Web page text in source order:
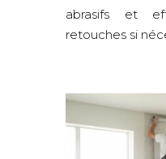
abrasifs et
retouches si